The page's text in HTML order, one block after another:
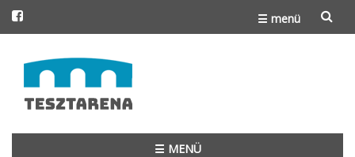
☰ menü
to
content
☰ MENÜ